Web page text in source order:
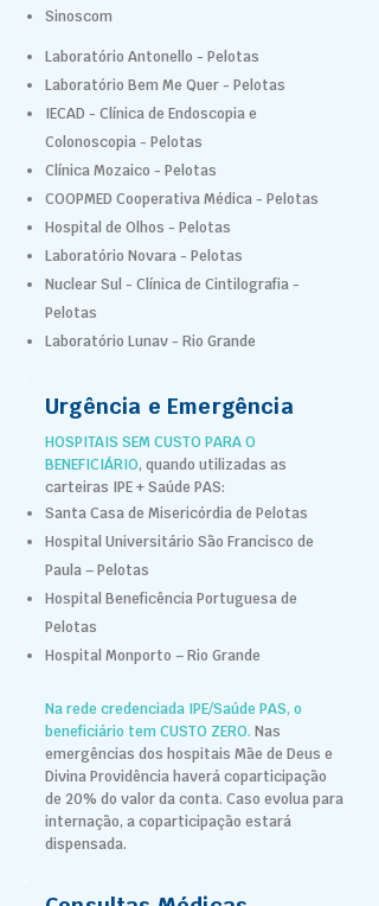
Sinoscom
Laboratório Antonello - Pelotas
Laboratório Bem Me Quer - Pelotas
IECAD - Clínica de Endoscopia e
Colonoscopia - Pelotas
Clínica Mozaico - Pelotas
COOPMED Cooperativa Médica - Pelotas
Hospital de Olhos - Pelotas
Laboratório Novara - Pelotas
Nuclear Sul - Clínica de Cintilografia -
Pelotas
Laboratório Lunav - Rio Grande
Urgência e Emergência
HOSPITAIS SEM CUSTO PARA O
BENEFICIÁRIO, quando utilizadas as
carteiras IPE + Saúde PAS:
Santa Casa de Misericórdia de Pelotas
Hospital Universitário São Francisco de
Paula – Pelotas
Hospital Beneficência Portuguesa de
Pelotas
Hospital Monporto – Rio Grande
Na rede credenciada IPE/Saúde PAS, o
beneficiário tem CUSTO ZERO. Nas
emergências dos hospitais Mãe de Deus e
Divina Providência haverá coparticipação
de 20% do valor da conta. Caso evolua para
internação, a coparticipação estará
dispensada.